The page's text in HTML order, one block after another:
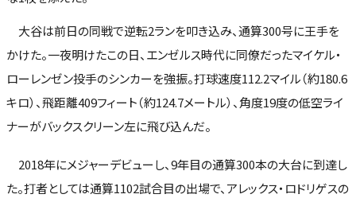
大谷は前日の同戦で逆転2ランを叩き込み、通算300号に王手を
かけた。一夜明けたこの日、エンゼルス時代に同僚だったマイケル・
ローレンゼン投手のシンカーを強振。打球速度112.2マイル（約180.6
キロ）、飛距離409フィート（約124.7メートル）、角度19度の低空ライ
ナーがバックスクリーン左に飛び込んだ。
2018年にメジャーデビューし、9年目の通算300本の大台に到達し
た。打者としては通算1102試合目の出場で、アレックス・ロドリゲスの